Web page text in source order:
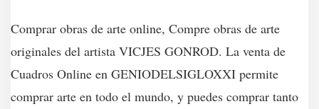
Comprar obras de arte online, Compre obras de arte
originales del artista VICJES GONROD. La venta de
Cuadros Online en GENIODELSIGLOXXI permite
comprar arte en todo el mundo, y puedes comprar tanto